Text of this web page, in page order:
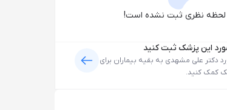
لحظه نظری ثبت نشده است!
این پزشک ثبت کنید
دکتر علی مشهدی به بقیه بیماران برای
کمک کنید.